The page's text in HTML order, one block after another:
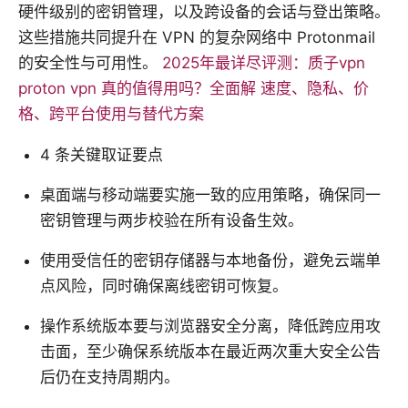
硬件级别的密钥管理，以及跨设备的会话与登出策略。
这些措施共同提升在 VPN 的复杂网络中 Protonmail
的安全性与可用性。 2025年最详尽评测：质子vpn
proton vpn 真的值得用吗？全面解 速度、隐私、价
格、跨平台使用与替代方案
4 条关键取证要点
桌面端与移动端要实施一致的应用策略，确保同一
密钥管理与两步校验在所有设备生效。
使用受信任的密钥存储器与本地备份，避免云端单
点风险，同时确保离线密钥可恢复。
操作系统版本要与浏览器安全分离，降低跨应用攻
击面，至少确保系统版本在最近两次重大安全公告
后仍在支持周期内。